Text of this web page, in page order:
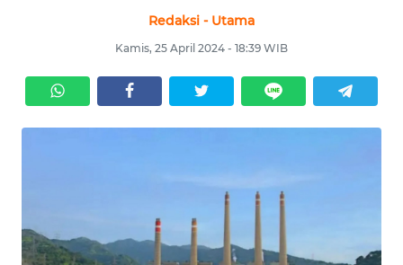
Redaksi - Utama
Kamis, 25 April 2024 - 18:39 WIB
SERBA-
SERBI
INDEKS
BERITA